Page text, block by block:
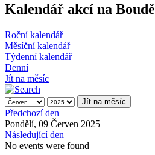
Kalendář akcí na Boudě
Roční kalendář
Měsíční kalendář
Týdenní kalendář
Denní
Jít na měsíc
Jít na měsíc
Předchozí den
Pondělí, 09 Červen 2025
Následující den
No events were found